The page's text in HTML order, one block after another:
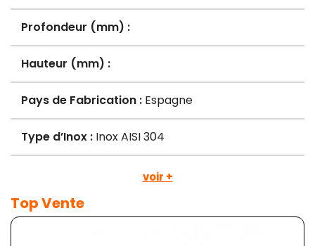
Profondeur (mm) :
Hauteur (mm) :
Pays de Fabrication : Espagne
Type d’Inox : Inox AISI 304
voir +
Top Vente